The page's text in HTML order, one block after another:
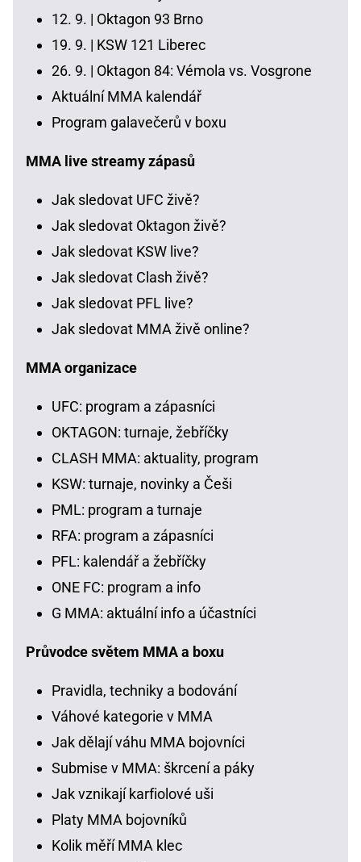
12. 9. | Oktagon 93 Brno
19. 9. | KSW 121 Liberec
26. 9. | Oktagon 84: Vémola vs. Vosgrone
Aktuální MMA kalendář
Program galavečerů v boxu
MMA live streamy zápasů
Jak sledovat UFC živě?
Jak sledovat Oktagon živě?
Jak sledovat KSW live?
Jak sledovat Clash živě?
Jak sledovat PFL live?
Jak sledovat MMA živě online?
MMA organizace
UFC: program a zápasníci
OKTAGON: turnaje, žebříčky
CLASH MMA: aktuality, program
KSW: turnaje, novinky a Češi
PML: program a turnaje
RFA: program a zápasníci
PFL: kalendář a žebříčky
ONE FC: program a info
G MMA: aktuální info a účastníci
Průvodce světem MMA a boxu
Pravidla, techniky a bodování
Váhové kategorie v MMA
Jak dělají váhu MMA bojovníci
Submise v MMA: škrcení a páky
Jak vznikají karfiolové uši
Platy MMA bojovníků
Kolik měří MMA klec